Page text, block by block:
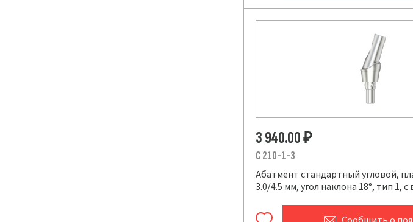
3 940.00₽
C 210-1-3
Абатмент стандартный угловой,
3.0/4.5 мм, угол наклона 18°, тип 1,